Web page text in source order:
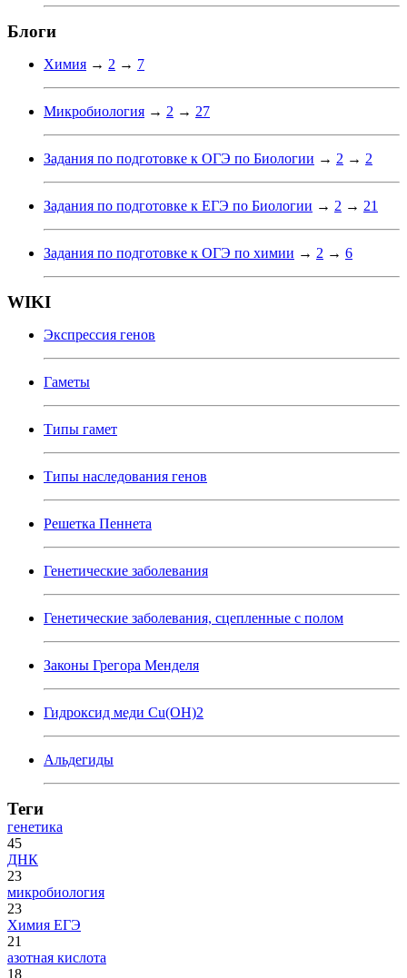
Блоги
Химия → 2 → 7
Микробиология → 2 → 27
Задания по подготовке к ОГЭ по Биологии → 2 → 2
Задания по подготовке к ЕГЭ по Биологии → 2 → 21
Задания по подготовке к ОГЭ по химии → 2 → 6
WIKI
Экспрессия генов
Гаметы
Типы гамет
Типы наследования генов
Решетка Пеннета
Генетические заболевания
Генетические заболевания, сцепленные с полом
Законы Грегора Менделя
Гидроксид меди Cu(OH)2
Альдегиды
Теги
генетика
45
ДНК
23
микробиология
23
Химия ЕГЭ
21
азотная кислота
18